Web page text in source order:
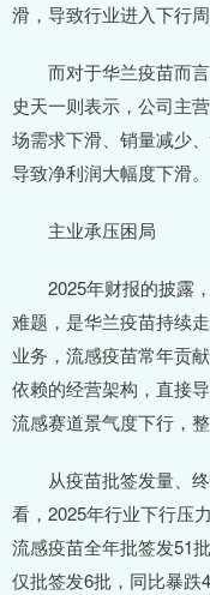
滑，导致行业进入下行周
而对于华兰疫苗而言
史天一则表示，公司主
场需求下滑、销量减少
导致净利润大幅度下滑。
主业承压困局
2025年财报的披露，
难题，是华兰疫苗持续
业务，流感疫苗常年贡
依赖的经营架构，直接
流感赛道景气度下行，
从疫苗批签发量、终
看，2025年行业下行压
流感疫苗全年批签发51
仅批签发6批，同比暴跌